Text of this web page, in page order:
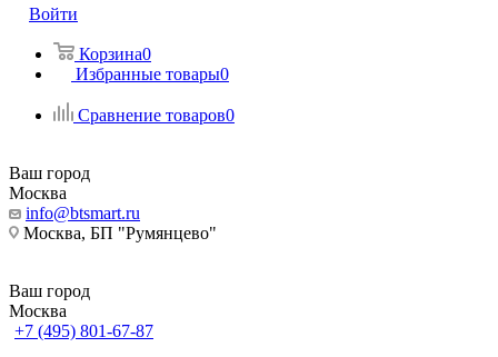
Войти
Корзина0
Избранные товары0
Сравнение товаров0
Ваш город
Москва
info@btsmart.ru
Москва, БП "Румянцево"
Ваш город
Москва
+7 (495) 801-67-87